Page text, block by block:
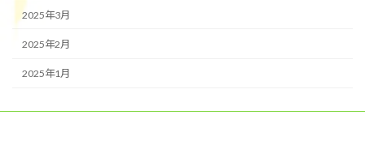
2025年3月
2025年2月
2025年1月